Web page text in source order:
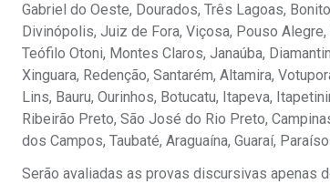
Gabriel do Oeste, Dourados, Três Lagoas,
Divinópolis, Juiz de Fora, Viçosa, Pouso
Teófilo Otoni, Montes Claros, Janaúba,
Xinguara, Redenção, Santarém, Altamira,
Lins, Bauru, Ourinhos, Botucatu, Itapeva,
Ribeirão Preto, São José do Rio Preto,
dos Campos, Taubaté, Araguaína, Guaraí,
Serão avaliadas as provas discursivas apenas